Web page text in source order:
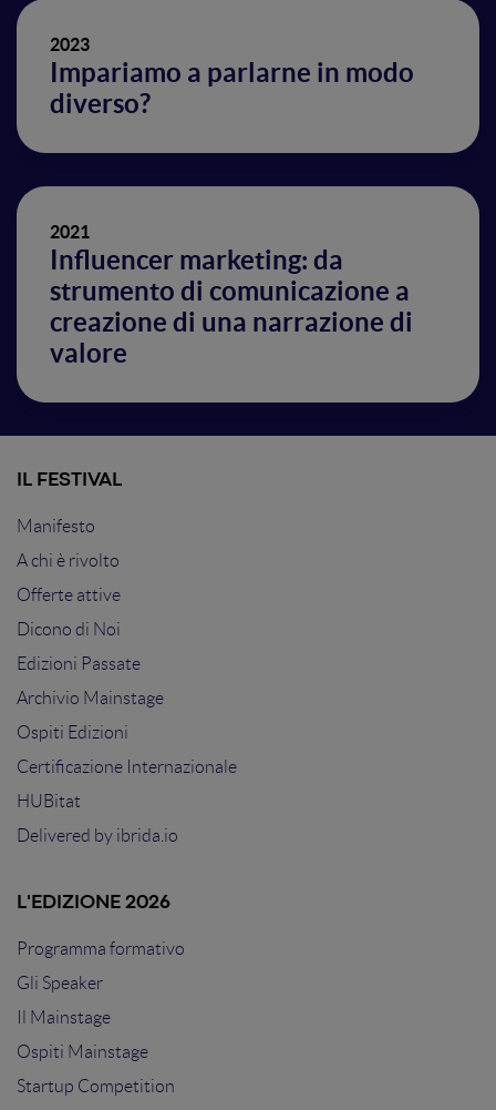
2023
Impariamo a parlarne in modo
diverso?
2021
Influencer marketing: da
strumento di comunicazione a
creazione di una narrazione di
valore
IL FESTIVAL
Manifesto
A chi è rivolto
Offerte attive
Dicono di Noi
Edizioni Passate
Archivio Mainstage
Ospiti Edizioni
Certificazione Internazionale
HUBitat
Delivered by ibrida.io
L'EDIZIONE 2026
Programma formativo
Gli Speaker
Il Mainstage
Ospiti Mainstage
Startup Competition